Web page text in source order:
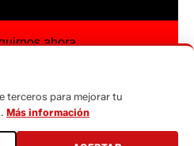
ahora
terceros para mejorar tu
Más información